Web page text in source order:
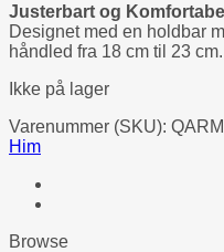
Justerbart og
Designet med en holdbar
håndled fra 18 cm til 23 cm.
Ikke på lager
Varenummer (SKU):
Him
Browse